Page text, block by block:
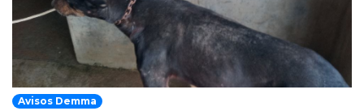
Avisos Demma